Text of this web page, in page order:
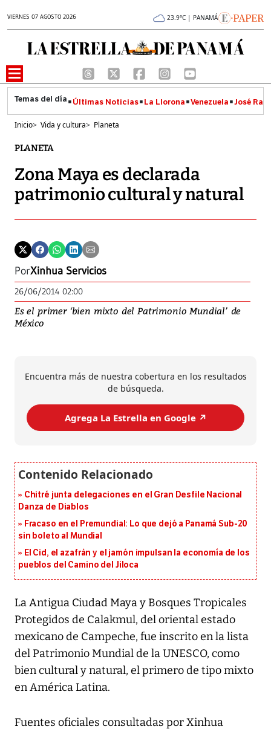
VIERNES 07 AGOSTO 2026 23.9°C | PANAMÁ
Últimas Noticias La Llorona Venezuela José
Inicio> Vida y cultura> Planeta
PLANETA
Zona Maya es declarada
patrimonio cultural y natural
PorXinhua Servicios
26/06/2014 02:00
Es el primer ‘bien mixto del Patrimonio Mundial’ de
México
Encuentra más de nuestra cobertura en los resultados
de búsqueda.
Agrega La Estrella en Google ↗️
Chitré junta delegaciones en el Gran Desfile Nacional
Danza de Diablos
Fracaso en el Premundial: Lo que dejó a Panamá Sub-20
sin boleto al Mundial
El Cid, el azafrán y el jamón impulsan la economía de los
pueblos del Camino del Jiloca
La Antigua Ciudad Maya y Bosques Tropicales
Protegidos de Calakmul, del oriental estado
mexicano de Campeche, fue inscrito en la lista
del Patrimonio Mundial de la UNESCO, como
bien cultural y natural, el primero de tipo mixto
en América Latina.
Fuentes oficiales consultadas por Xinhua